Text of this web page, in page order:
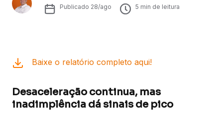
Publicado 28/ago 5 min de leitura
Baixe o relatório completo aqui!
Desaceleração continua, mas
inadimplência dá sinais de pico